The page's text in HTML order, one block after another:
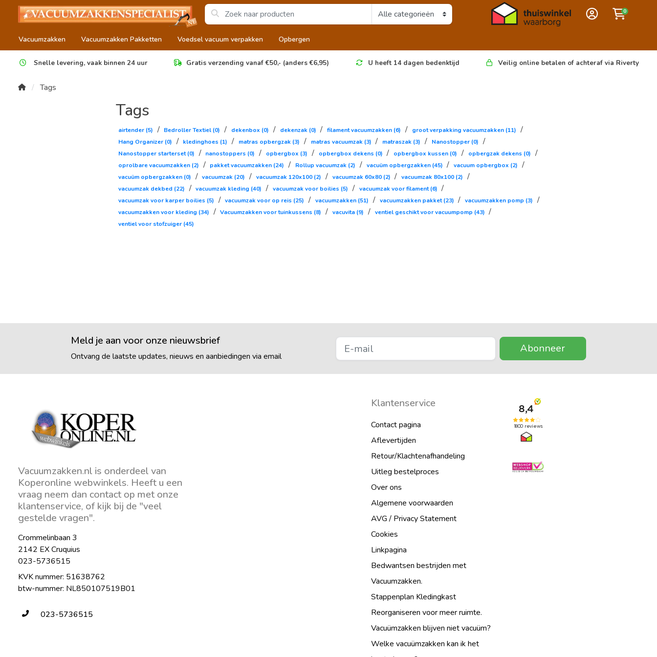
0
Vacuumzakken Vacuumzakken Pakketten Voedsel vacuum verpakken Opbergen
Snelle levering, vaak binnen 24 uur Gratis verzending vanaf €50,- (anders €6,95) U heeft 14 dagen bedenktijd Veilig online betalen of achteraf via Riverty
Tags
Tags
airtender (5) / Bedroller Textiel (0) / dekenbox (0) / dekenzak (0) / filament vacuumzakken (6) / groot verpakking vacuumzakken (11) /
Hang Organizer (0) / kledinghoes (1) / matras opbergzak (3) / matras vacuumzak (3) / matraszak (3) / Nanostopper (0) /
Nanostopper starterset(0) / nanostoppers (0) / opbergbox (3) / opbergbox dekens (0) / opbergbox kussen (0) / opbergzak dekens (0) /
oprolbare vacuumzakken (2) / pakket vacuumzakken (24) / Rollup vacuumzak (2) / vacuüm opbergzakken (45) / vacuum opbergbox (2) /
vacuüm opbergzakken (0) / vacuumzak (20) / vacuumzak 120x100 (2) / vacuumzak 60x80 (2) / vacuumzak 80x100 (2) /
vacuumzak dekbed (22) / vacuumzak kleding (40) / vacuumzak voor boilies (5) / vacuumzak voor filament(6) /
vacuumzak voor karper boilies (5) / vacuumzak voor op reis (25) / vacuumzakken (51) / vacuumzakken pakket(23) / vacuumzakken pomp (3) /
vacuumzakken voor kleding (34) / Vacuumzakken voor tuinkussens (8) / vacuvita (9) / ventiel geschikt voor vacuumpomp (43) /
ventiel voor stofzuiger (45)
Meld je aan voor onze nieuwsbrief
Ontvang de laatste updates, nieuws en aanbiedingen via email
Abonneer
Vacuumzakken.nl is onderdeel van
Koperonline webwinkels. Heeft u een
vraag neem dan contact op met onze
klantenservice, of kijk bij de "veel
gestelde vragen".
Crommelinbaan 3
2142 EX Cruquius
023-5736515
KVK nummer: 51638762
btw-nummer: NL850107519B01
023-5736515
Klantenservice
Contact pagina
Aflevertijden
Retour/Klachtenafhandeling
Uitleg bestelproces
Over ons
Algemene voorwaarden
AVG / Privacy Statement
Cookies
Linkpagina
Bedwantsen bestrijden met
Vacuumzakken.
Stappenplan Kledingkast
Reorganiseren voor meer ruimte.
Vacuümzakken blijven niet vacuüm?
Welke vacuümzakken kan ik het